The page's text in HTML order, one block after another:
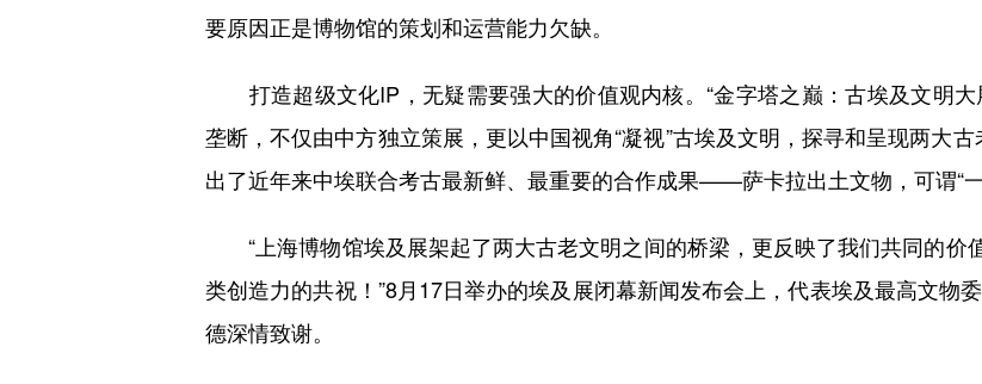
要原因正是博物馆的策划和运营能力欠缺。
打造超级文化IP，无疑需要强大的价值观内核。“金字塔之巅：古埃及文明大
垄断，不仅由中方独立策展，更以中国视角“凝视”古埃及文明，探寻和呈现两大
出了近年来中埃联合考古最新鲜、最重要的合作成果——萨卡拉出土文物，可谓“一
“上海博物馆埃及展架起了两大古老文明之间的桥梁，更反映了我们共同的价
类创造力的共祝！”8月17日举办的埃及展闭幕新闻发布会上，代表埃及最高文物
德深情致谢。